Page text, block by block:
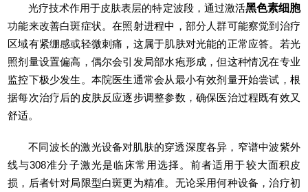
光疗技术作用于皮肤表层的特定波段，通过激活黑色素细胞
功能来改善白斑症状。在照射进程中，部分人群可能察觉到治疗
区域有紧绷感或轻微刺痛，这属于肌肤对光能的正常应答。若光
照剂量设置偏高，偶尔会引发局部水疱形成，但这种情况在专业
监控下极少发生。本院医生通常会从最小有效剂量开始尝试，根
据每次治疗后的皮肤反应逐步调整参数，确保医治过程既有效又
舒适。
不同波长的激光设备对肌肤的穿透深度各异，窄谱中波紫外
线与308准分子激光是临床常用选择。前者适用于较大面积皮
损，后者针对局限型白斑更为精准。无论采用何种设备，治疗初